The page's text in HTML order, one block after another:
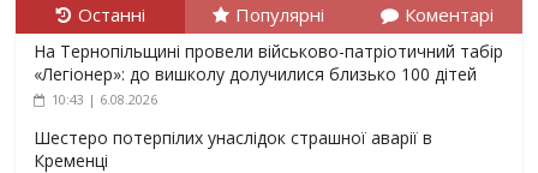
Останні Популярні Коментарі
На Тернопільщині провели військово-патріотичний табір
«Легіонер»: до вишколу долучилися близько 100 дітей
10:43 | 6.08.2026
Шестеро потерпілих унаслідок страшної аварії в
Кременці